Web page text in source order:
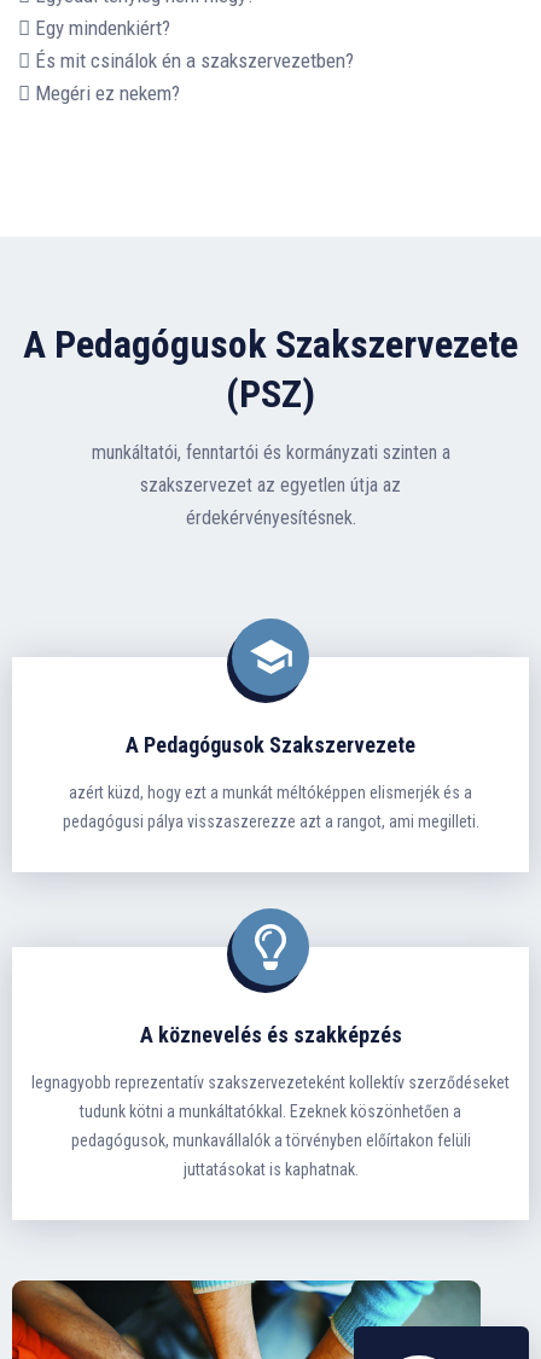
Egy mindenkiért?
És mit csinálok én a szakszervezetben?
Megéri ez nekem?
A Pedagógusok Szakszervezete
(PSZ)
munkáltatói, fenntartói és kormányzati szinten a
szakszervezet az egyetlen útja az
érdekérvényesítésnek.
A Pedagógusok Szakszervezete
azért küzd, hogy ezt a munkát méltóképpen elismerjék és a
pedagógusi pálya visszaszerezze azt a rangot, ami megilleti.
A köznevelés és szakképzés
legnagyobb reprezentatív szakszervezeteként kollektív szerződéseket
tudunk kötni a munkáltatókkal. Ezeknek köszönhetően a
pedagógusok, munkavállalók a törvényben előírtakon felüli
juttatásokat is kaphatnak.